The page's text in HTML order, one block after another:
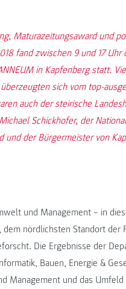
Maturazeitungsaward und
fand zwischen 9 und 17 Uhr
in Kapfenberg statt.
sich vom top-
auch der steirische
Schickhofer, der
und der Bürgermeister von
und Management – in
nördlichsten Standort der
Die Ergebnisse der
Bauen, Energie &
Management und das